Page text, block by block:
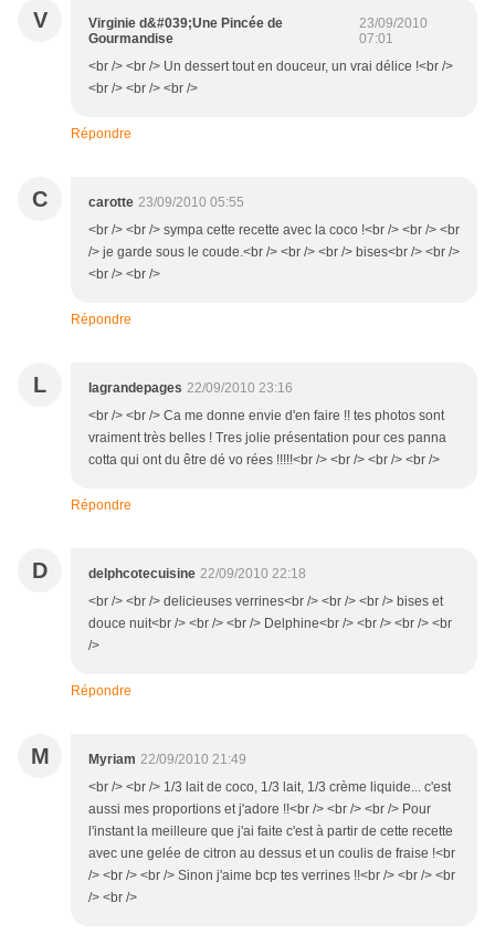
V
Virginie d&#039;Une Pincée de
Gourmandise
23/09/2010
07:01
<br /> <br /> Un dessert tout en douceur, un vrai délice !<br />
<br /> <br /> <br />
Répondre
C carotte 23/09/2010 05:55
<br /> <br /> sympa cette recette avec la coco !<br /> <br /> <br
/> je garde sous le coude.<br /> <br /> <br /> bises<br /> <br />
<br /> <br />
Répondre
L lagrandepages 22/09/2010 23:16
<br /> <br /> Ca me donne envie d'en faire !! tes photos sont
vraiment très belles ! Tres jolie présentation pour ces panna
cotta qui ont du être dé vo rées !!!!!<br /> <br /> <br /> <br />
Répondre
D delphcotecuisine 22/09/2010 22:18
<br /> <br /> delicieuses verrines<br /> <br /> <br /> bises et
douce nuit<br /> <br /> <br /> Delphine<br /> <br /> <br /> <br
/>
Répondre
M Myriam 22/09/2010 21:49
<br /> <br /> 1/3 lait de coco, 1/3 lait, 1/3 crème liquide... c'est
aussi mes proportions et j'adore !!<br /> <br /> <br /> Pour
l'instant la meilleure que j'ai faite c'est à partir de cette recette
avec une gelée de citron au dessus et un coulis de fraise !<br
/> <br /> <br /> Sinon j'aime bcp tes verrines !!<br /> <br /> <br
/> <br />